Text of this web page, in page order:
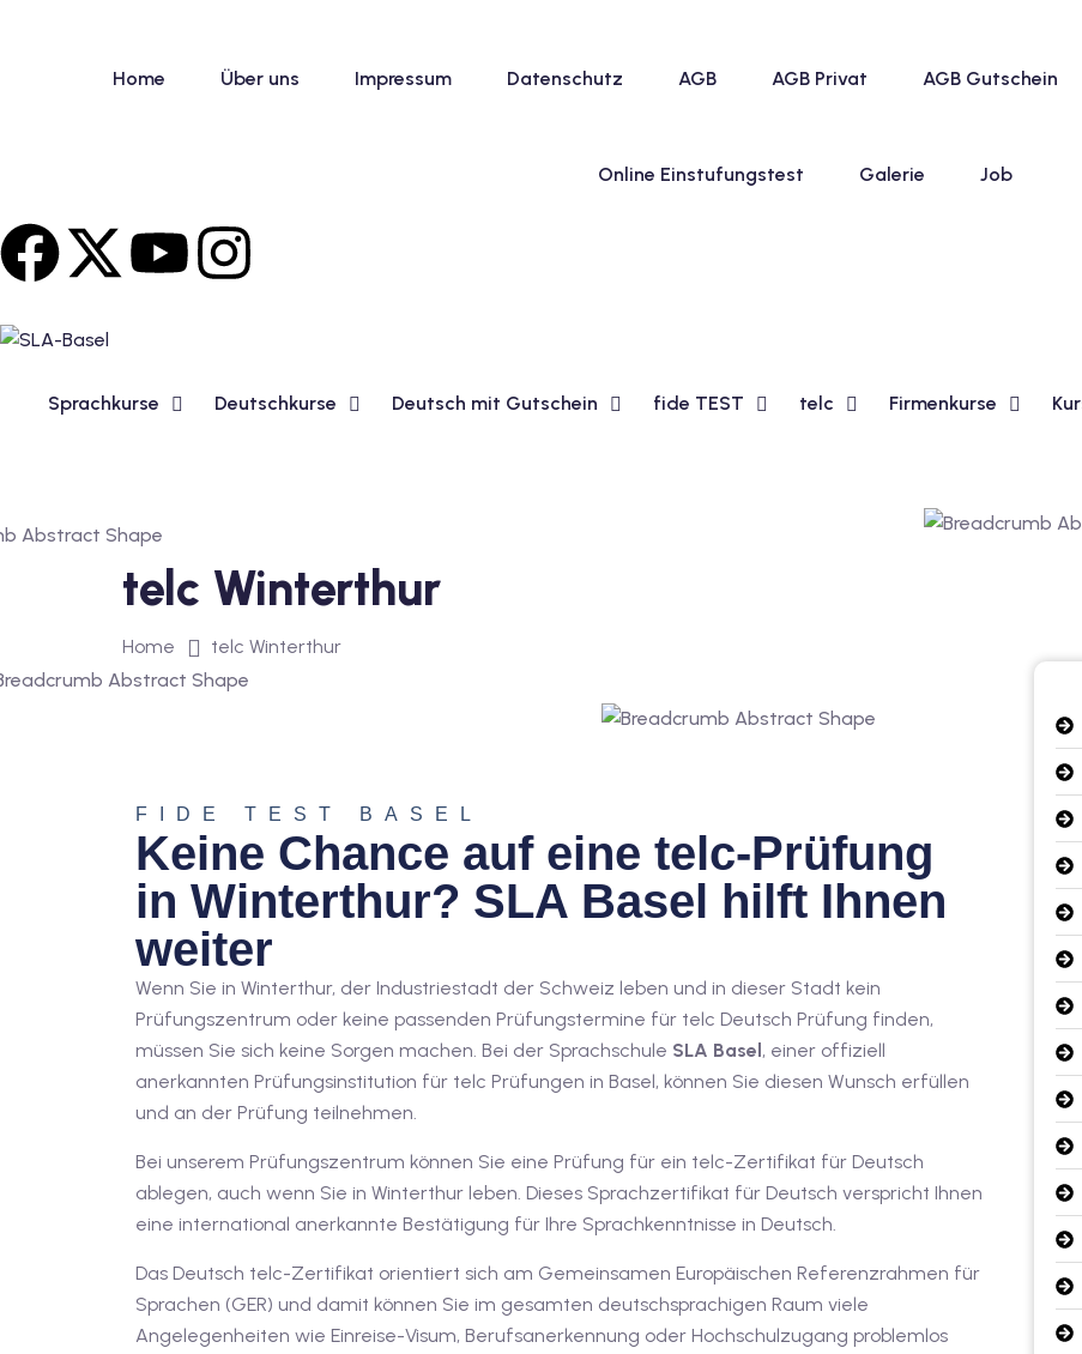
Home Über uns Impressum Datenschutz AGB AGB Privat AGB Gutschein
Online Einstufungstest Galerie Job
Sprachkurse Deutschkurse Deutsch mit Gutschein fide TEST telc Firmenkurse
telc Winterthur
Home telc Winterthur
FIDE TEST BASEL
Keine Chance auf eine telc-Prüfung
in Winterthur? SLA Basel hilft Ihnen
weiter
Wenn Sie in Winterthur, der Industriestadt der Schweiz leben und in dieser Stadt kein
Prüfungszentrum oder keine passenden Prüfungstermine für telc Deutsch Prüfung finden,
müssen Sie sich keine Sorgen machen. Bei der Sprachschule SLA Basel, einer offiziell
anerkannten Prüfungsinstitution für telc Prüfungen in Basel, können Sie diesen Wunsch erfüllen
und an der Prüfung teilnehmen.
Bei unserem Prüfungszentrum können Sie eine Prüfung für ein telc-Zertifikat für Deutsch
ablegen, auch wenn Sie in Winterthur leben. Dieses Sprachzertifikat für Deutsch verspricht Ihnen
eine international anerkannte Bestätigung für Ihre Sprachkenntnisse in Deutsch.
Das Deutsch telc-Zertifikat orientiert sich am Gemeinsamen Europäischen Referenzrahmen für
Sprachen (GER) und damit können Sie im gesamten deutschsprachigen Raum viele
Angelegenheiten wie Einreise-Visum, Berufsanerkennung oder Hochschulzugang problemlos